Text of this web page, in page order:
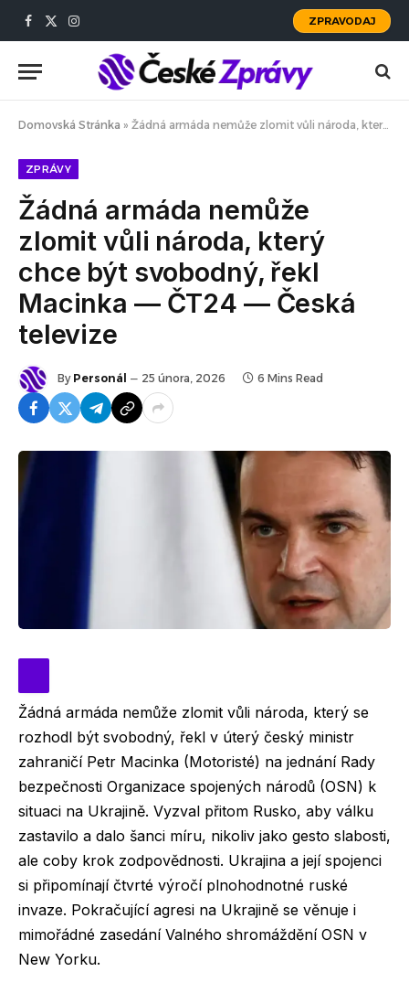
Facebook
X
Instagram
ZPRAVODAJ
Domovská Stránka » Žádná armáda nemůže zlomit vůli národa, který chce být svobodný, řekl Macinka — ČT24 — Česká televize
ZPRÁVY
Žádná armáda nemůže
zlomit vůli národa, který
chce být svobodný, řekl
Macinka — ČT24 — Česká
televize
By Personál 25 února, 2026 6 Mins Read
Žádná armáda nemůže zlomit vůli národa, který se
rozhodl být svobodný, řekl v úterý český ministr
zahraničí Petr Macinka (Motoristé) na jednání Rady
bezpečnosti Organizace spojených národů (OSN) k
situaci na Ukrajině. Vyzval přitom Rusko, aby válku
zastavilo a dalo šanci míru, nikoliv jako gesto slabosti,
ale coby krok zodpovědnosti. Ukrajina a její spojenci
si připomínají čtvrté výročí plnohodnotné ruské
invaze. Pokračující agresi na Ukrajině se věnuje i
mimořádné zasedání Valného shromáždění OSN v
New Yorku.